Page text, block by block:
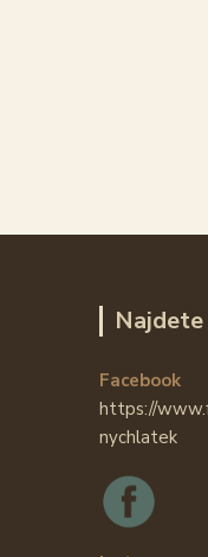
Najdete
Facebook
https://
nychlatek